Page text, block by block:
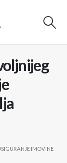
IMOVINE